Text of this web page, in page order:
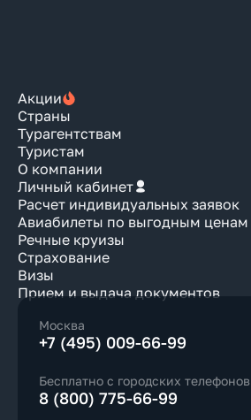
Акции
Страны
Турагентствам
Туристам
О компании
Личный кабинет
Расчет индивидуальных заявок
Авиабилеты по выгодным ценам
Речные круизы
Страхование
Визы
Прием и выдача документов
Москва
+7 (495) 009-66-99
Бесплатно с городских телефонов
8 (800) 775-66-99